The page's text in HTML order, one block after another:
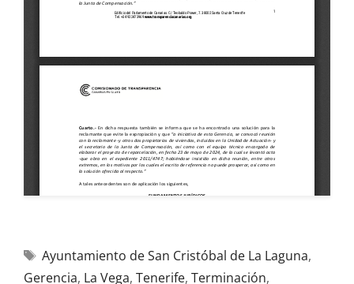
Ayuntamiento de San Cristóbal de La Laguna,
Gerencia, La Vega, Tenerife, Terminación,